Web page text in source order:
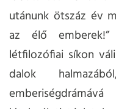
utánunk ötszáz év
az élő
létfilozófiai síkon
dalok